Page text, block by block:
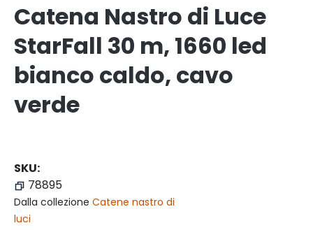
Catena Nastro di Luce
StarFall 30 m, 1660 led
bianco caldo, cavo
verde
SKU:
78895
Dalla collezione Catene nastro di
luci